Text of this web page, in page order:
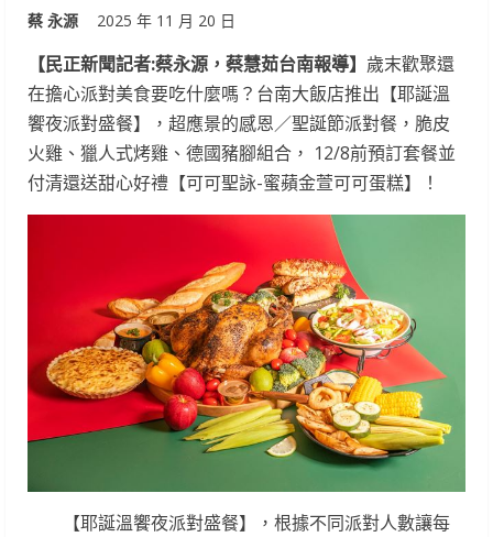
蔡 永源 2025 年 11 月 20 日
【民正新聞記者:蔡永源，蔡慧茹台南報導】 歲末歡聚還
在擔心派對美食要吃什麼嗎？台南大飯店推出【耶誕溫
饗夜派對盛餐】，超應景的感恩／聖誕節派對餐，脆皮
火雞、獵人式烤雞、德國豬腳組合， 12/8前預訂套餐並
付清還送甜心好禮【可可聖詠-蜜蘋金萱可可蛋糕】！
【耶誕溫饗夜派對盛餐】，根據不同派對人數讓每